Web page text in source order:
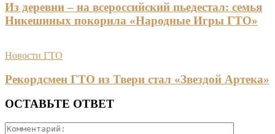
Из деревни – на всероссийский пьедестал: семья
Никешиных покорила «Народные Игры ГТО»
Новости ГТО
Рекордсмен ГТО из Твери стал «Звездой Артека»
ОСТАВЬТЕ ОТВЕТ